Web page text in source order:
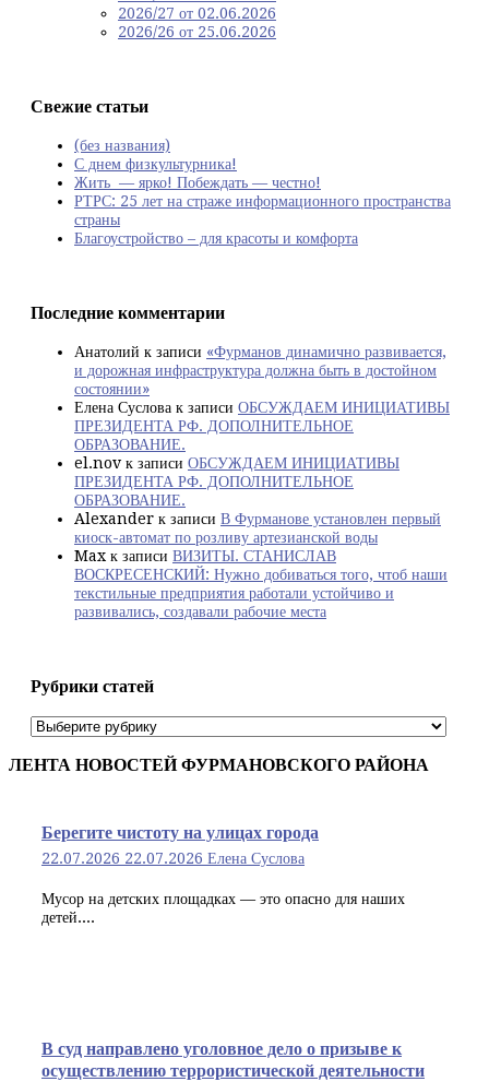
2026/27 от 02.06.2026
2026/26 от 25.06.2026
Свежие статьи
(без названия)
С днем физкультурника!
Жить — ярко! Побеждать — честно!
РТРС: 25 лет на страже информационного пространства
страны
Благоустройство – для красоты и комфорта
Последние комментарии
Анатолий к записи «Фурманов динамично развивается,
и дорожная инфраструктура должна быть в достойном
состоянии»
Елена Суслова к записи ОБСУЖДАЕМ ИНИЦИАТИВЫ
ПРЕЗИДЕНТА РФ. ДОПОЛНИТЕЛЬНОЕ
ОБРАЗОВАНИЕ.
el.nov к записи ОБСУЖДАЕМ ИНИЦИАТИВЫ
ПРЕЗИДЕНТА РФ. ДОПОЛНИТЕЛЬНОЕ
ОБРАЗОВАНИЕ.
Alexander к записи В Фурманове установлен первый
киоск-автомат по розливу артезианской воды
Max к записи ВИЗИТЫ. СТАНИСЛАВ
ВОСКРЕСЕНСКИЙ: Нужно добиваться того, чтоб наши
текстильные предприятия работали устойчиво и
развивались, создавали рабочие места
Рубрики статей
Рубрики
статей
ЛЕНТА НОВОСТЕЙ ФУРМАНОВСКОГО РАЙОНА
Берегите чистоту на улицах города
22.07.2026 22.07.2026 Елена Суслова
Мусор на детских площадках — это опасно для наших
детей....
В суд направлено уголовное дело о призыве к
осуществлению террористической деятельности